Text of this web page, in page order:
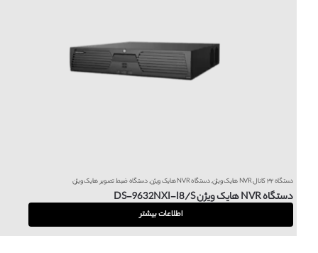
دستگاه ۳۲ کانال NVR هایک ویژن ,دستگاه NVR هایک ویژن ,دستگاه ضبط تصویر هایک ویژن
دستگاه NVR هایک ویژن DS-9632NXI-I8/S
اطلاعات بیشتر